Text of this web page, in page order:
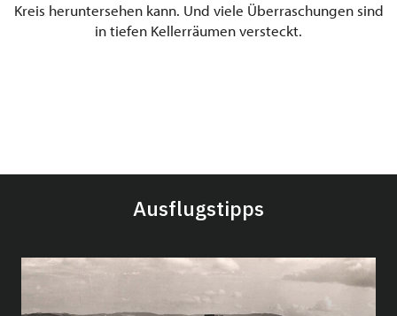
Kreis heruntersehen kann. Und viele Überraschungen sind
in tiefen Kellerräumen versteckt.
Ausflugstipps